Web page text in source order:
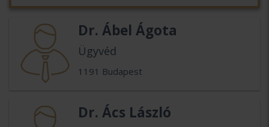
Dr. Ábel Ágota
Ügyvéd
1191 Budapest
Dr. Ács László